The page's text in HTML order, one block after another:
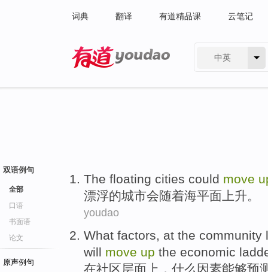
词典 翻译 有道精品课 云笔记
中英
双语例句
全部
口语
书面语
论文
原声例句
The floating cities could move
漂浮的城市会随着海平面 上升。
youdao
What factors, at the community
will move up the economic
在社区层面上 ， 什么 因素能够预